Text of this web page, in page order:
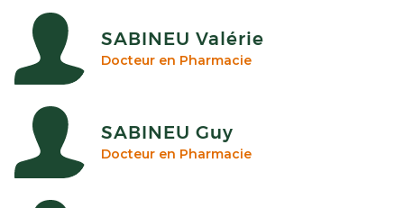
SABINEU Valérie
Docteur en Pharmacie
SABINEU Guy
Docteur en Pharmacie